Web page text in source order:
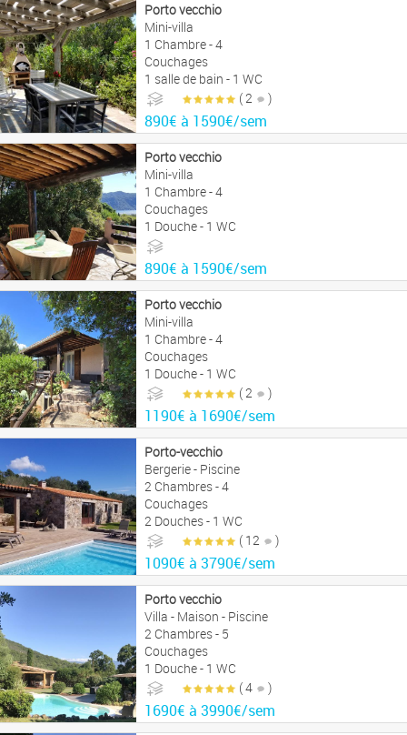
Porto vecchio
Mini-villa
1 Chambre - 4
Couchages
1 salle de bain - 1 WC
( 2
)
890€ à 1590€/sem
Porto vecchio
Mini-villa
1 Chambre - 4
Couchages
1 Douche - 1 WC
890€ à 1590€/sem
Porto vecchio
Mini-villa
1 Chambre - 4
Couchages
1 Douche - 1 WC
( 2
)
1190€ à 1690€/sem
Porto-vecchio
Bergerie - Piscine
2 Chambres - 4
Couchages
2 Douches - 1 WC
( 12
)
1090€ à 3790€/sem
Porto vecchio
Villa - Maison - Piscine
2 Chambres - 5
Couchages
1 Douche - 1 WC
( 4
)
1690€ à 3990€/sem